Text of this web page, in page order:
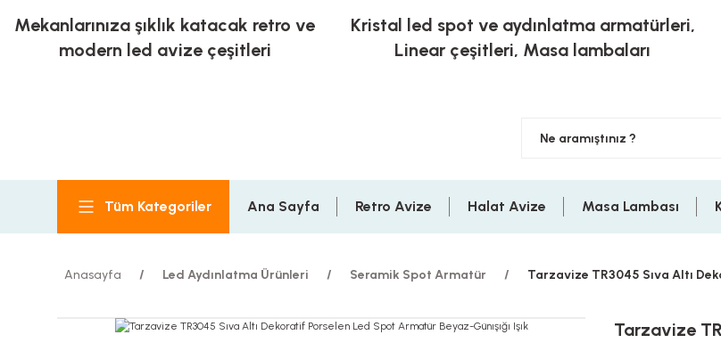
Mekanlarınıza şıklık katacak retro ve
modern led avize çeşitleri
Kristal led spot ve aydınlatma armatürleri,
Linear çeşitleri, Masa lambaları
Tüm Kategoriler Ana Sayfa Retro Avize Halat Avize Masa Lambası
Anasayfa Led Aydınlatma Ürünleri Seramik Spot Armatür Tarzavize TR3045 Sıva Altı
Tarzavize